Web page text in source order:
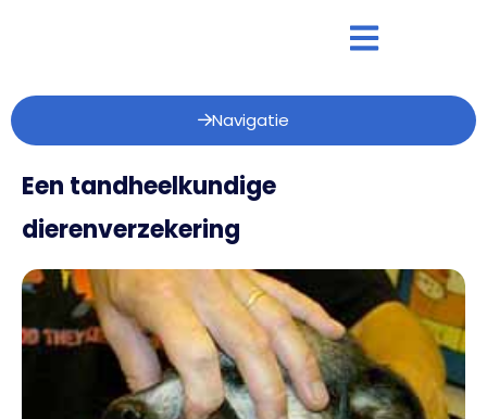
Navigatie
Een tandheelkundige
dierenverzekering